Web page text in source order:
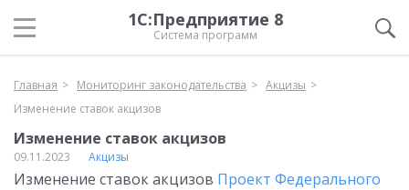
1С:Предприятие 8
Система программ
Главная Мониторинг законодательства
Акцизы
Изменение ставок акцизов
Изменение ставок акцизов
09.11.2023 Акцизы
Изменение ставок акцизов Проект Федерального